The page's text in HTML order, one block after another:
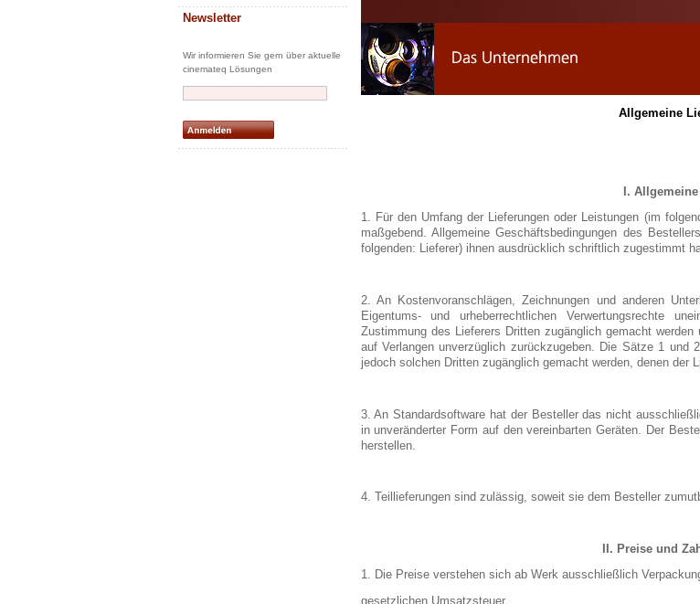
Newsletter
Wir informieren Sie gern über aktuelle
cinemateq Lösungen
Allgemeine
I.
1. Für den Umfang der Lieferungen oder Leistungen (im
maßgebend. Allgemeine Geschäftsbedingungen des
folgenden: Lieferer) ihnen ausdrücklich schriftlich zugestimmt
2. An Kostenvoranschlägen, Zeichnungen und anderen
Eigentums- und urheberrechtlichen Verwertungsrechte
Zustimmung des Lieferers Dritten zugänglich gemacht
auf Verlangen unverzüglich zurückzugeben. Die Sätze 1
jedoch solchen Dritten zugänglich gemacht werden, denen der
3. An Standardsoftware hat der Besteller das nicht
in unveränderter Form auf den vereinbarten Geräten. Der
herstellen.
4. Teillieferungen sind zulässig, soweit sie dem Besteller
II. Preise und
1. Die Preise verstehen sich ab Werk ausschließlich
gesetzlichen Umsatzsteuer.